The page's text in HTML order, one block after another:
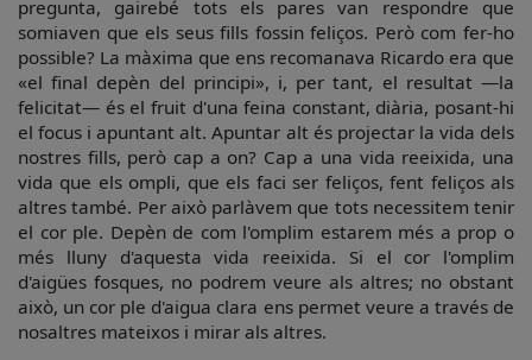
pregunta, gairebé tots els pares van respondre que
somiaven que els seus fills fossin feliços. Però com fer-ho
possible? La màxima que ens recomanava Ricardo era que
«el final depèn del principi», i, per tant, el resultat —la
felicitat— és el fruit d'una feina constant, diària, posant-hi
el focus i apuntant alt. Apuntar alt és projectar la vida dels
nostres fills, però cap a on? Cap a una vida reeixida, una
vida que els ompli, que els faci ser feliços, fent feliços als
altres també. Per això parlàvem que tots necessitem tenir
el cor ple. Depèn de com l'omplim estarem més a prop o
més lluny d'aquesta vida reeixida. Si el cor l'omplim
d'aigües fosques, no podrem veure als altres; no obstant
això, un cor ple d'aigua clara ens permet veure a través de
nosaltres mateixos i mirar als altres.